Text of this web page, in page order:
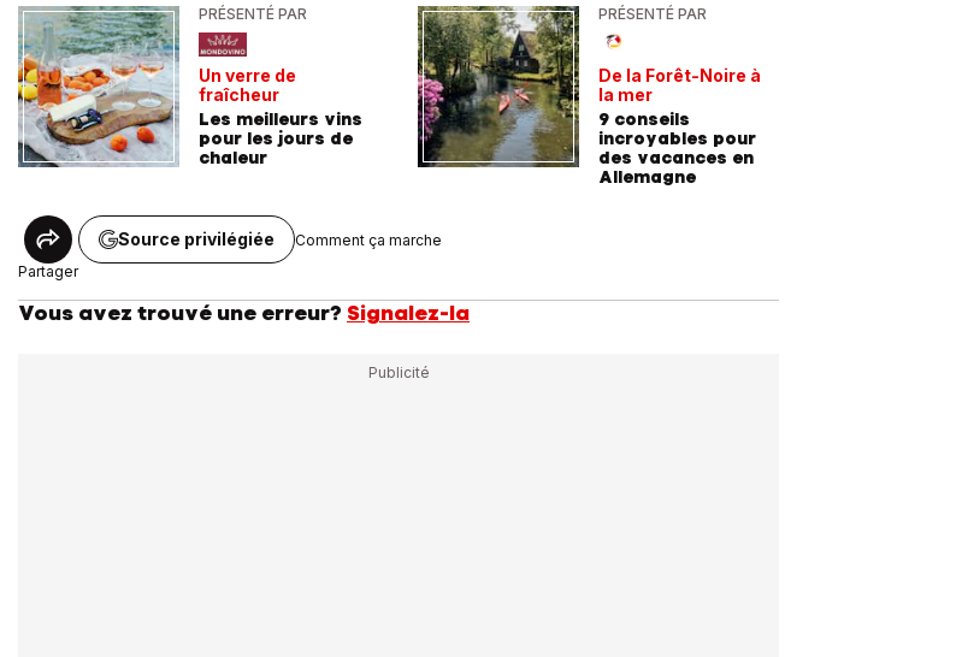
PRÉSENTÉ PAR
Un verre de
fraîcheur
Les meilleurs vins
pour les jours de
chaleur
PRÉSENTÉ PAR
De la Forêt-Noire à
la mer
9 conseils
incroyables pour
des vacances en
Allemagne
Partager
Source privilégiée Comment ça marche
Vous avez trouvé une erreur? Signalez-la